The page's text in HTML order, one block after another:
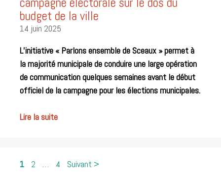
budget de la ville
14 juin 2025
L’initiative « Parlons ensemble de Sceaux » permet à
la majorité municipale de conduire une large opération
de communication quelques semaines avant le début
officiel de la campagne pour les élections municipales.
Lire la suite
Post
1 2 … 4 Suivant >